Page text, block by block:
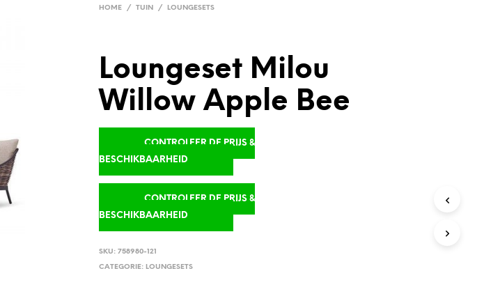
HOME / TUIN / LOUNGESETS
Loungeset Milou
Willow Apple Bee
CONTROLEER DE PRIJS &
BESCHIKBAARHEID
CONTROLEER DE PRIJS &
BESCHIKBAARHEID
SKU:758980-121
CATEGORIE: LOUNGESETS